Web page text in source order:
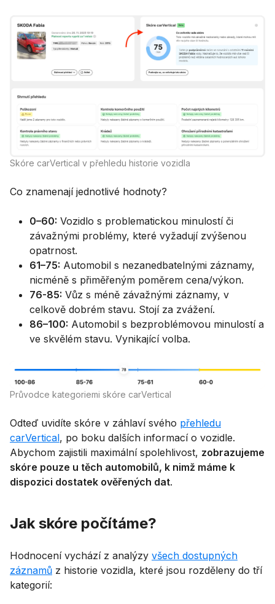
Skóre carVertical v přehledu historie vozidla
Co znamenají jednotlivé hodnoty?
0–60: Vozidlo s problematickou minulostí či
závažnými problémy, které vyžadují zvýšenou
opatrnost.
61–75: Automobil s nezanedbatelnými záznamy,
nicméně s přiměřeným poměrem cena/výkon.
76-85: Vůz s méně závažnými záznamy, v
celkově dobrém stavu. Stojí za zvážení.
86–100: Automobil s bezproblémovou minulostí a
ve skvělém stavu. Vynikající volba.
Průvodce kategoriemi skóre carVertical
Odteď uvidíte skóre v záhlaví svého přehledu
carVertical, po boku dalších informací o vozidle.
Abychom zajistili maximální spolehlivost, zobrazujeme
skóre pouze u těch automobilů, k nimž máme k
dispozici dostatek ověřených dat.
Jak skóre počítáme?
Hodnocení vychází z analýzy všech dostupných
záznamů z historie vozidla, které jsou rozděleny do tří
kategorií: